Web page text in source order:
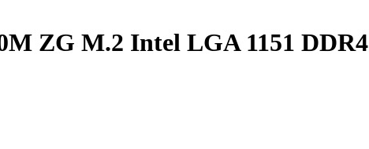
ZG M.2 Intel LGA 1151 DDR4